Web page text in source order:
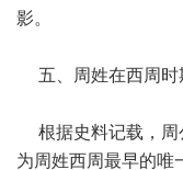
影。
五、周姓在西周时
根据史料记载，周
为周姓西周最早的唯